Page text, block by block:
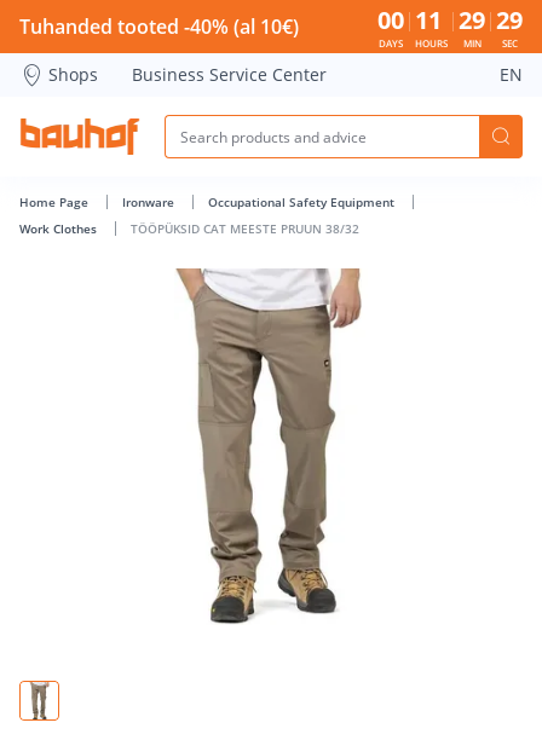
TÖÖPÜKSID CAT MEESTE PRUUN 38/32 - Bauhof has loaded
Tuhanded tooted -40% (al 10€) 00
DAYS
11
HOURS
29
MIN
28
SEC
Shops Business Service Center EN
Home Page Ironware
Occupational Safety Equipment
Work Clothes
TÖÖPÜKSID CAT MEESTE PRUUN 38/32